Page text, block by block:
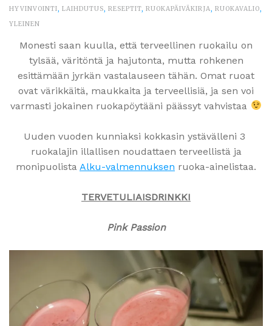
HYVINVOINTI LAIHDUTUS RESEPTIT RUOKAPÄIVÄKIRJA RUOKAVALIO
YLEINEN
Monesti saan kuulla, että terveellinen ruokailu on
tylsää, väritöntä ja hajutonta, mutta rohkenen
esittämään jyrkän vastalauseen tähän. Omat ruoat
ovat värikkäitä, maukkaita ja terveellisiä, ja sen voi
varmasti jokainen ruokapöytääni päässyt vahvistaa
Uuden vuoden kunniaksi kokkasin ystävälleni 3
ruokalajin illallisen noudattaen terveellistä ja
monipuolista Alku-valmennuksen ruoka-ainelistaa.
TERVETULIAISDRINKKI
Pink Passion